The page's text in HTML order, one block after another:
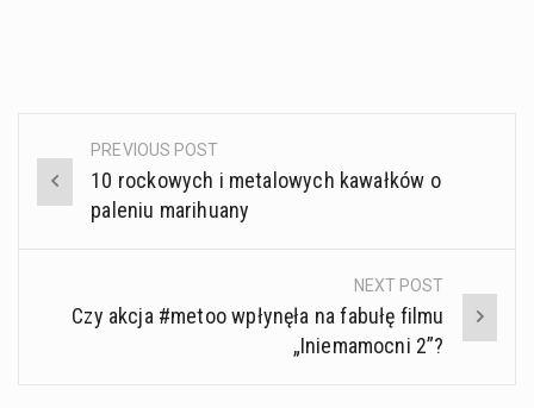
Post
navigation
PREVIOUS POST
10 rockowych i metalowych kawałków o
paleniu marihuany
NEXT POST
Czy akcja #metoo wpłynęła na fabułę filmu
„Iniemamocni 2”?